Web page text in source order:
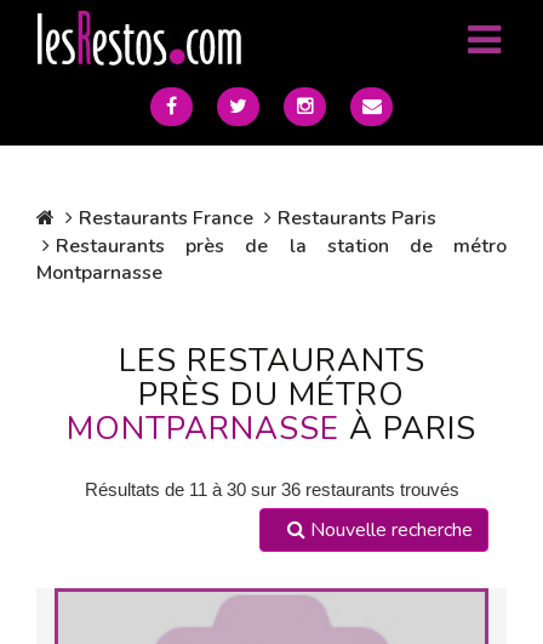
Restaurants France
Restaurants Paris
Restaurants près de la station de métro
Montparnasse
LES RESTAURANTS
PRÈS DU MÉTRO
MONTPARNASSE À PARIS
Résultats de 11 à 30 sur 36 restaurants trouvés
Nouvelle recherche